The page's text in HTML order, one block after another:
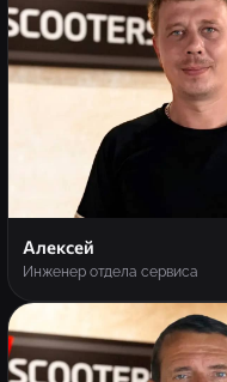
Алексей
Инженер отдела сервиса